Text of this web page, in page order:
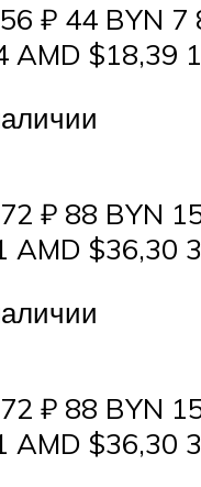
₽ 44 BYN 7
AMD $18,39
₽ 88 BYN
AMD $36,30
₽ 88 BYN
AMD $36,30